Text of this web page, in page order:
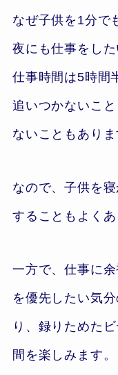
なぜ子供を1分で
夜にも仕事をし
仕事時間は5時間
追いつかないこ
ないこともありま
なので、子供を
することもよくあ
一方で、仕事に
を優先したい気
り、録りためた
間を楽しみます。